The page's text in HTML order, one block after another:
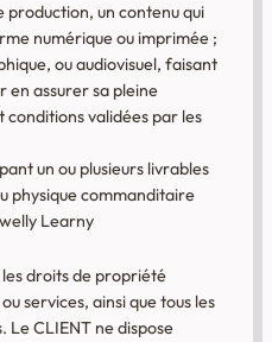
production, un contenu qui
numérique ou imprimée ;
ou audiovisuel, faisant
en assurer sa pleine
conditions validées par les
un ou plusieurs livrables
physique commanditaire
Learny
droits de propriété
services, ainsi que tous les
CLIENT ne dispose